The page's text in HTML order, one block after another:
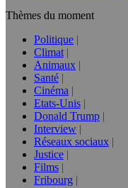
Thèmes du moment
Politique
Climat
Animaux
Santé
Cinéma
Etats-Unis
Donald Trump
Interview
Réseaux sociaux
Justice
Films
Fribourg